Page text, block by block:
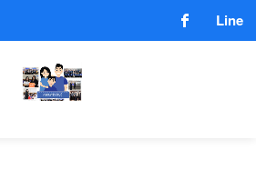
Line